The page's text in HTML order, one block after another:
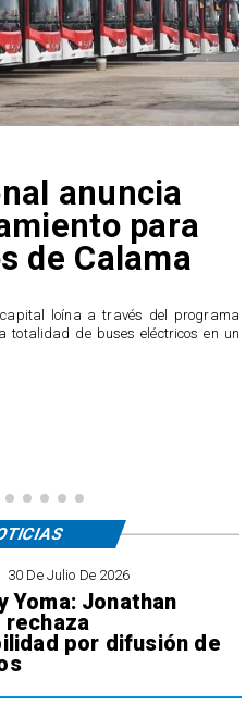
anuncia
para
de Calama
loína a través del programa
totalidad de buses eléctricos en un
30 De Julio De 2026
Yoma: Jonathan
rechaza
por difusión de